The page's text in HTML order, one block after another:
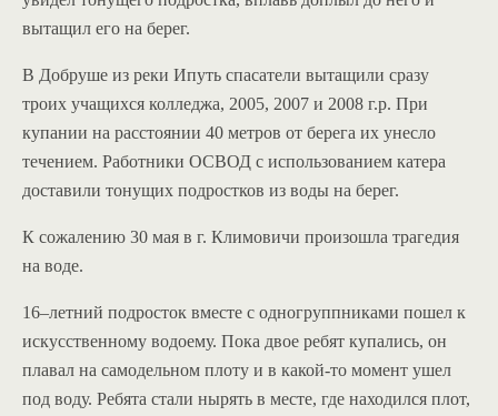
вытащил его на берег.
В Добруше из реки Ипуть спасатели вытащили сразу
троих учащихся колледжа, 2005, 2007 и 2008 г.р. При
купании на расстоянии 40 метров от берега их унесло
течением. Работники ОСВОД с использованием катера
доставили тонущих подростков из воды на берег.
К сожалению 30 мая в г. Климовичи произошла трагедия
на воде.
16–летний подросток вместе с одногруппниками пошел к
искусственному водоему. Пока двое ребят купались, он
плавал на самодельном плоту и в какой-то момент ушел
под воду. Ребята стали нырять в месте, где находился плот,